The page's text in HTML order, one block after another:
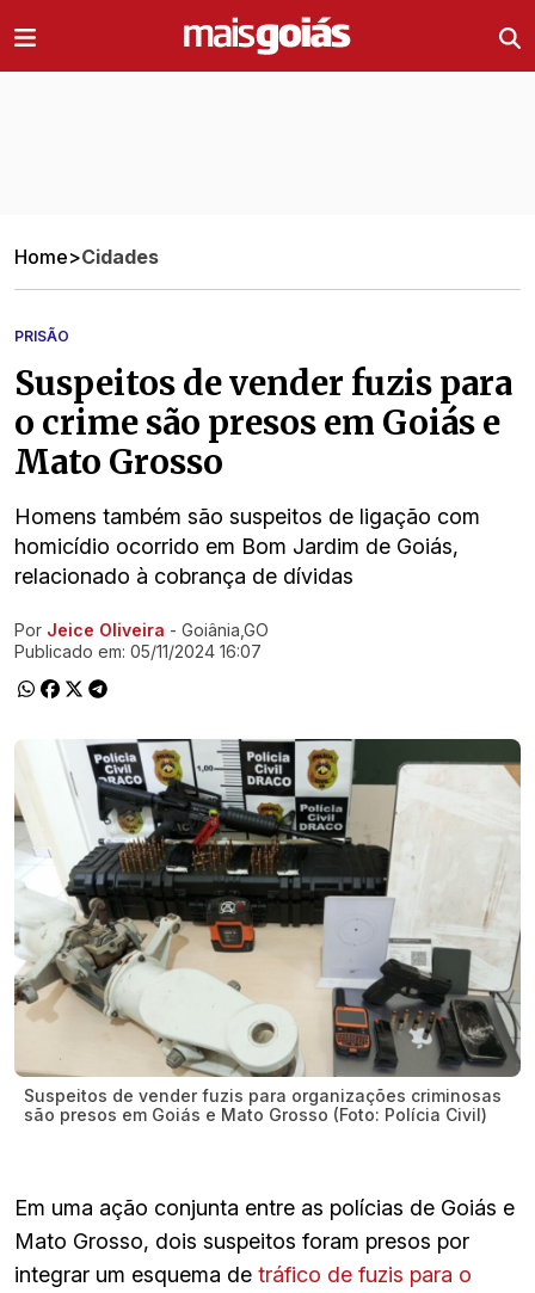
Home>Cidades
PRISÃO
Suspeitos de vender fuzis para
o crime são presos em Goiás e
Mato Grosso
Homens também são suspeitos de ligação com
homicídio ocorrido em Bom Jardim de Goiás,
relacionado à cobrança de dívidas
Ir direto pra matéria
Por Jeice Oliveira - Goiânia,GO
Publicado em: 05/11/2024 16:07
Suspeitos de vender fuzis para organizações criminosas
são presos em Goiás e Mato Grosso (Foto: Polícia Civil)
Em uma ação conjunta entre as polícias de Goiás e
Mato Grosso, dois suspeitos foram presos por
integrar um esquema de tráfico de fuzis para o